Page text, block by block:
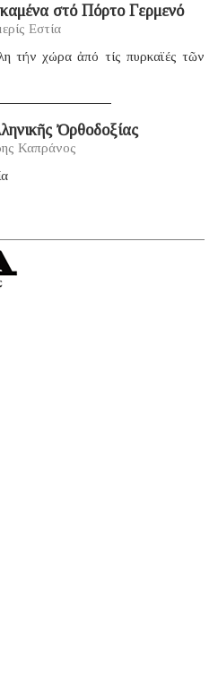
στό Πόρτο Γερμενό
Εστία
τήν χώρα ἀπό τίς πυρκαϊές τῶν
Ὀρθοδοξίας
Καπράνος